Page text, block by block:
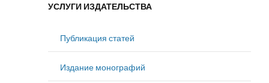
УСЛУГИ ИЗДАТЕЛЬСТВА
Публикация статей
Издание монографий